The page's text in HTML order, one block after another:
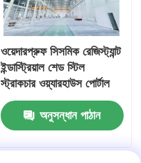
ওয়েদারপ্রুফ সিসমিক রেজিস্ট্যান্ট
ইন্ডাস্ট্রিয়াল শেড স্টিল
স্ট্রাকচার ওয়্যারহাউস পোর্টাল
ফ্রেম শেড
অনুসন্ধান পাঠান